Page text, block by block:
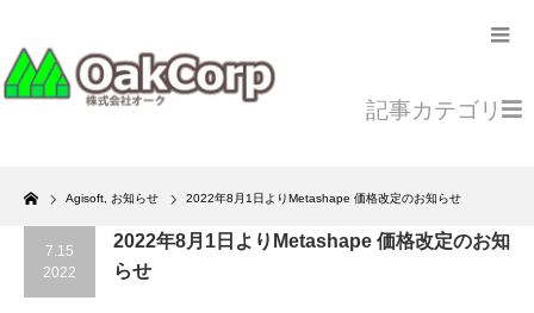
Home
Agisoft お知らせ 2022年8月1日よりMetashape 価格改定のお知らせ
記事カテゴリ
7.15
2022
2022年8月1日よりMetashape 価格改定のお知
らせ